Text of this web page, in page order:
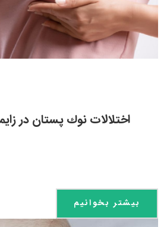
اختلالات نوك پستان در
بیشتر بخوانیم